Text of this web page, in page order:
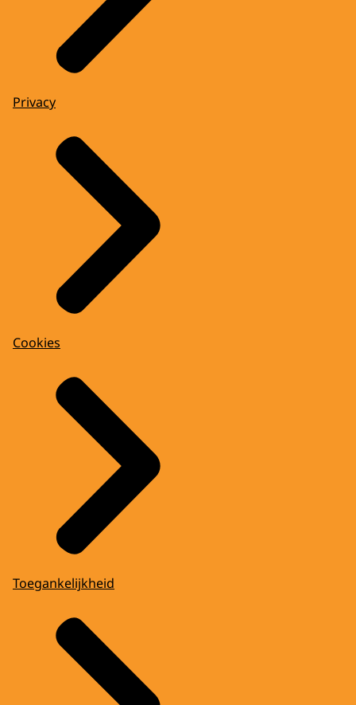
Privacy
Cookies
Toegankelijkheid